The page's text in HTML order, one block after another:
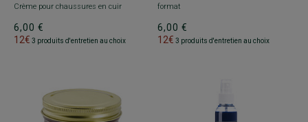
Crème pour chaussures en cuir
6,00 €
12€ 3 produits d'entretien au choix
format
6,00 €
12€ 3 produits d'entretien au choix